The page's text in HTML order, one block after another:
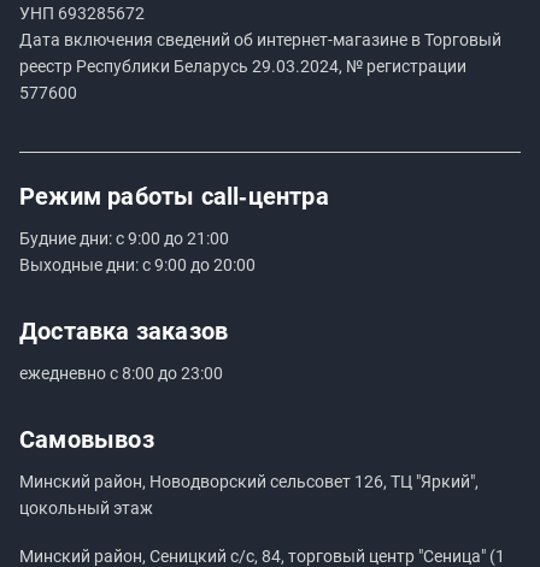
УНП 693285672
Дата включения сведений об интернет-магазине в Торговый
реестр Республики Беларусь 29.03.2024, № регистрации
577600
Режим работы call‑центра
Будние дни: с 9:00 до 21:00
Выходные дни: с 9:00 до 20:00
Доставка заказов
ежедневно с 8:00 до 23:00
Самовывоз
Минский район, Новодворский сельсовет 126, ТЦ "Яркий",
цокольный этаж
Минский район, Сеницкий с/с, 84, торговый центр "Сеница" (1